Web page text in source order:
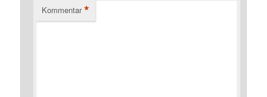
Kommentar *